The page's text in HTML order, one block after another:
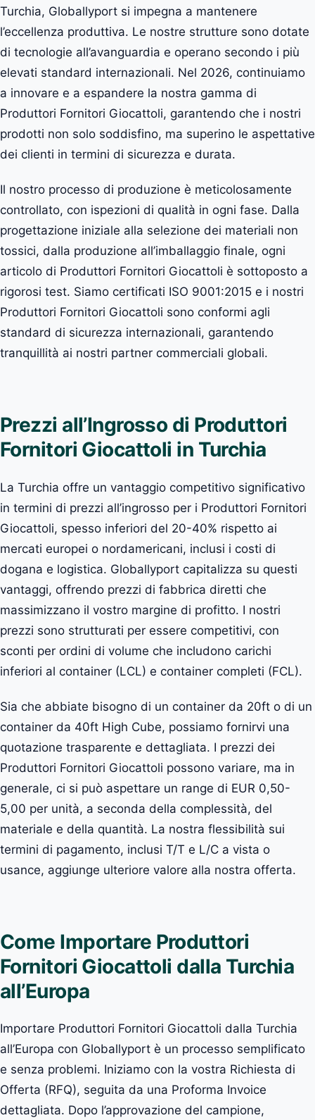
Turchia, Globallyport si impegna a mantenere
l’eccellenza produttiva. Le nostre strutture sono dotate
di tecnologie all’avanguardia e operano secondo i più
elevati standard internazionali. Nel 2026, continuiamo
a innovare e a espandere la nostra gamma di
Produttori Fornitori Giocattoli, garantendo che i nostri
prodotti non solo soddisfino, ma superino le aspettative
dei clienti in termini di sicurezza e durata.
Il nostro processo di produzione è meticolosamente
controllato, con ispezioni di qualità in ogni fase. Dalla
progettazione iniziale alla selezione dei materiali non
tossici, dalla produzione all’imballaggio finale, ogni
articolo di Produttori Fornitori Giocattoli è sottoposto a
rigorosi test. Siamo certificati ISO 9001:2015 e i nostri
Produttori Fornitori Giocattoli sono conformi agli
standard di sicurezza internazionali, garantendo
tranquillità ai nostri partner commerciali globali.
Prezzi all’Ingrosso di Produttori
Fornitori Giocattoli in Turchia
La Turchia offre un vantaggio competitivo significativo
in termini di prezzi all’ingrosso per i Produttori Fornitori
Giocattoli, spesso inferiori del 20-40% rispetto ai
mercati europei o nordamericani, inclusi i costi di
dogana e logistica. Globallyport capitalizza su questi
vantaggi, offrendo prezzi di fabbrica diretti che
massimizzano il vostro margine di profitto. I nostri
prezzi sono strutturati per essere competitivi, con
sconti per ordini di volume che includono carichi
inferiori al container (LCL) e container completi (FCL).
Sia che abbiate bisogno di un container da 20ft o di un
container da 40ft High Cube, possiamo fornirvi una
quotazione trasparente e dettagliata. I prezzi dei
Produttori Fornitori Giocattoli possono variare, ma in
generale, ci si può aspettare un range di EUR 0,50-
5,00 per unità, a seconda della complessità, del
materiale e della quantità. La nostra flessibilità sui
termini di pagamento, inclusi T/T e L/C a vista o
usance, aggiunge ulteriore valore alla nostra offerta.
Come Importare Produttori
Fornitori Giocattoli dalla Turchia
all’Europa
Importare Produttori Fornitori Giocattoli dalla Turchia
all’Europa con Globallyport è un processo semplificato
e senza problemi. Iniziamo con la vostra Richiesta di
Offerta (RFQ), seguita da una Proforma Invoice
dettagliata. Dopo l’approvazione del campione,